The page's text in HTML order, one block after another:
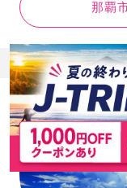
那覇
リゾ